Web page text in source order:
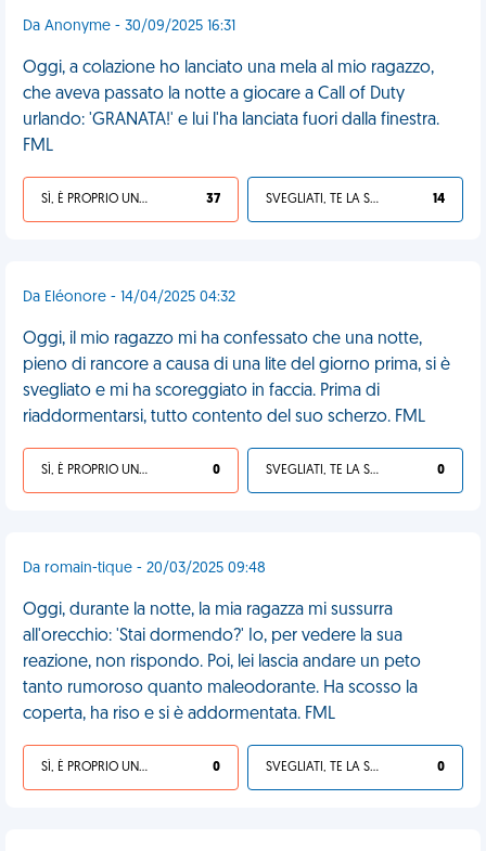
Da Anonyme - 30/09/2025 16:31
Oggi, a colazione ho lanciato una mela al mio ragazzo,
che aveva passato la notte a giocare a Call of Duty
urlando: 'GRANATA!' e lui l'ha lanciata fuori dalla finestra.
FML
SÌ, È PROPRIO UNA VDM! 37 SVEGLIATI, TE LA SEI CERCATA! 14
Da Eléonore - 14/04/2025 04:32
Oggi, il mio ragazzo mi ha confessato che una notte,
pieno di rancore a causa di una lite del giorno prima, si è
svegliato e mi ha scoreggiato in faccia. Prima di
riaddormentarsi, tutto contento del suo scherzo. FML
SÌ, È PROPRIO UNA VDM! 0 SVEGLIATI, TE LA SEI CERCATA! 0
Da romain-tique - 20/03/2025 09:48
Oggi, durante la notte, la mia ragazza mi sussurra
all'orecchio: 'Stai dormendo?' Io, per vedere la sua
reazione, non rispondo. Poi, lei lascia andare un peto
tanto rumoroso quanto maleodorante. Ha scosso la
coperta, ha riso e si è addormentata. FML
SÌ, È PROPRIO UNA VDM! 0 SVEGLIATI, TE LA SEI CERCATA! 0